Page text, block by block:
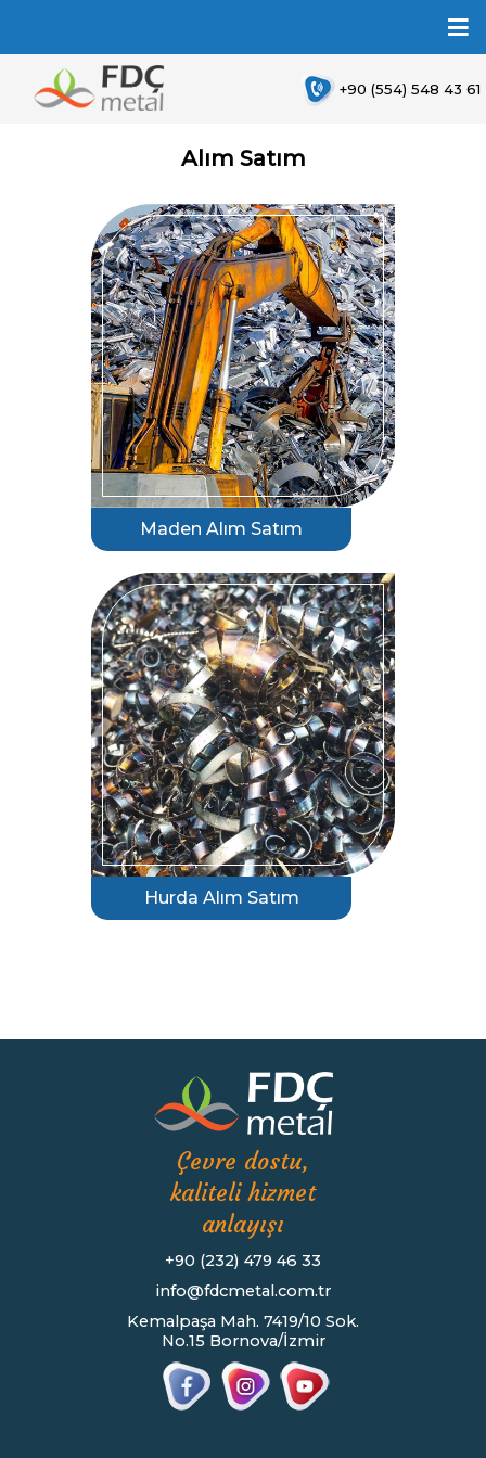
+90 (554) 548 43 61
Alım Satım
Maden Alım Satım
Hurda Alım Satım
Çevre dostu,
kaliteli hizmet
anlayışı
+90 (232) 479 46 33
info@fdcmetal.com.tr
Kemalpaşa Mah. 7419/10 Sok.
No.15 Bornova/İzmir